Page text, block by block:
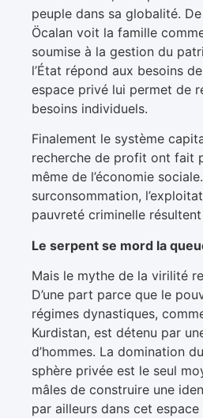
peuple dans sa globalité.
Öcalan voit la famille
soumise à la gestion du
l’État répond aux besoins
espace privé lui permet de
besoins individuels.
Finalement le système
recherche de profit ont fait
même de l’économie
surconsommation,
pauvreté criminelle
Le serpent se mord la
Mais le mythe de la virilité
D’une part parce que le
régimes dynastiques,
Kurdistan, est détenu par
d’hommes. La domination
sphère privée est le seul
mâles de construire une
par ailleurs dans cet